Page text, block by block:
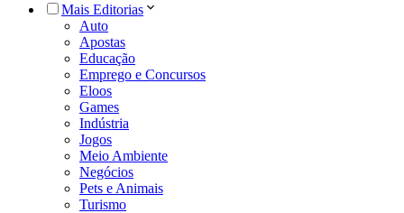
Mais Editorias
Auto
Apostas
Educação
Emprego e Concursos
Eloos
Games
Indústria
Jogos
Meio Ambiente
Negócios
Pets e Animais
Turismo